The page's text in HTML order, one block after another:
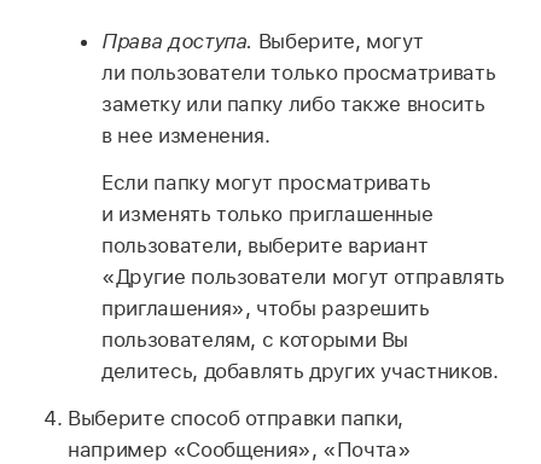
Права доступа. Выберите, могут
ли пользователи только просматривать
заметку или папку либо также вносить
в нее изменения.
Если папку могут просматривать
и изменять только приглашенные
пользователи, выберите вариант
«Другие пользователи могут отправлять
приглашения», чтобы разрешить
пользователям, с которыми Вы
делитесь, добавлять других участников.
Выберите способ отправки папки,
например «Сообщения», «Почта»